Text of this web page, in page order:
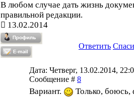
В любом случае дать жизнь
правильной редакции.
13.02.2014
Ответить
Дата: Четверг, 13.02.2014,
Сообщение # 8
Вариант. Только, боюсь,